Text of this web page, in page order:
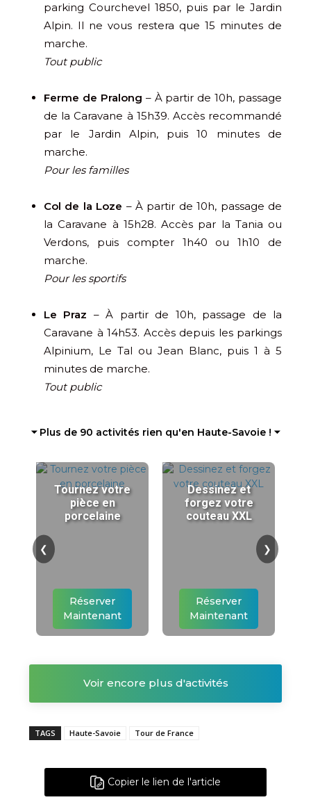
parking Courchevel 1850, puis par le Jardin
Alpin. Il ne vous restera que 15 minutes de
marche.
Tout public
Ferme de Pralong – À partir de 10h, passage
de la Caravane à 15h39. Accès recommandé
par le Jardin Alpin, puis 10 minutes de
marche.
Pour les familles
Col de la Loze – À partir de 10h, passage de
la Caravane à 15h28. Accès par la Tania ou
Verdons, puis compter 1h40 ou 1h10 de
marche.
Pour les sportifs
Le Praz – À partir de 10h, passage de la
Caravane à 14h53. Accès depuis les parkings
Alpinium, Le Tal ou Jean Blanc, puis 1 à 5
minutes de marche.
Tout public
⏷ Plus de 90 activités rien qu'en Haute-Savoie ! ⏷
Tournez votre
pièce en
porcelaine
Réserver
Maintenant
Dessinez et
forgez votre
couteau XXL
Réserver
Maintenant
❮ ❯
Voir encore plus d'activités
TAGS Haute-Savoie Tour de France
Copier le lien de l'article